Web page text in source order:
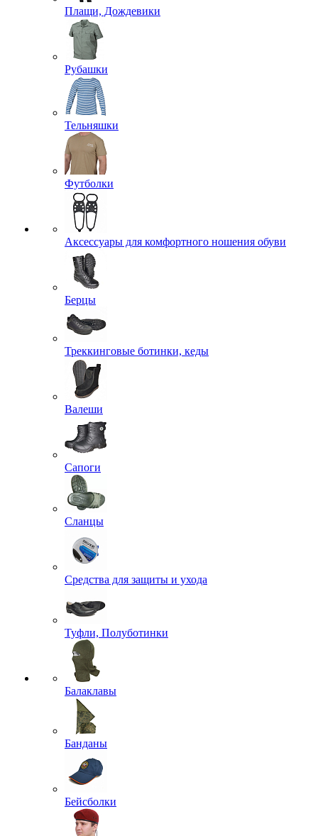
Плащи, Дождевики
Рубашки
Тельняшки
Футболки
Аксессуары для комфортного ношения обуви
Берцы
Треккинговые ботинки, кеды
Валеши
Сапоги
Сланцы
Средства для защиты и ухода
Туфли, Полуботинки
Балаклавы
Банданы
Бейсболки